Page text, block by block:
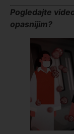
Pogledajte
opasnijim?